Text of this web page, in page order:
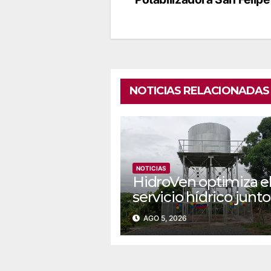
NOTICIAS RELACIONADAS
NOTICIAS
‎‎HidroVen optimiza
servicio hídrico
Poder Popular en
Amazonas
AGO 5, 2026